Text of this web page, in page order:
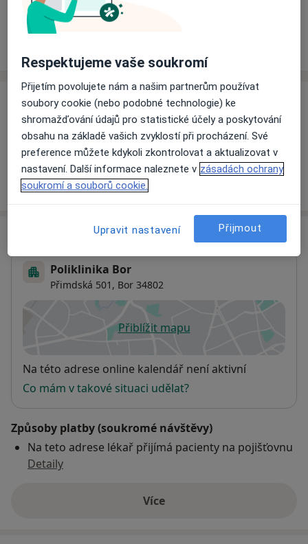
Ceník
Informace o službách a cenách nejsou k dispozici
Tento specialista ještě nepřidával žádné informace o
svých službách.
Poliklinika Bor
Přimdská 501, Bor 34802
Přiblížit mapuse otevře v nové záložce
Dostupnost
Na této adrese online kalendář není aktivní
Co mám v takové situaci udělat?
Způsoby platby (soukromé návštěvy)
Na teto adrese lékař přijímá pacienty na pojišťovnu
Detaily
Víceo adrese
Respektujeme vaše soukromí
Přijetím povolujete nám a našim partnerům používat
soubory cookie (nebo podobné technologie) ke
shromažďování údajů pro statistické účely a poskytování
obsahu na základě vašich zvyklostí při procházení. Své
preference můžete kdykoli zkontrolovat a aktualizovat v
nastavení. Další informace naleznete v zásadách ochrany
soukromí a souborů cookie.
Upravit nastavení Přijmout